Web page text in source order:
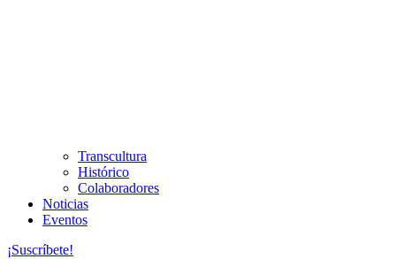
Transcultura
Histórico
Colaboradores
Noticias
Eventos
¡Suscríbete!